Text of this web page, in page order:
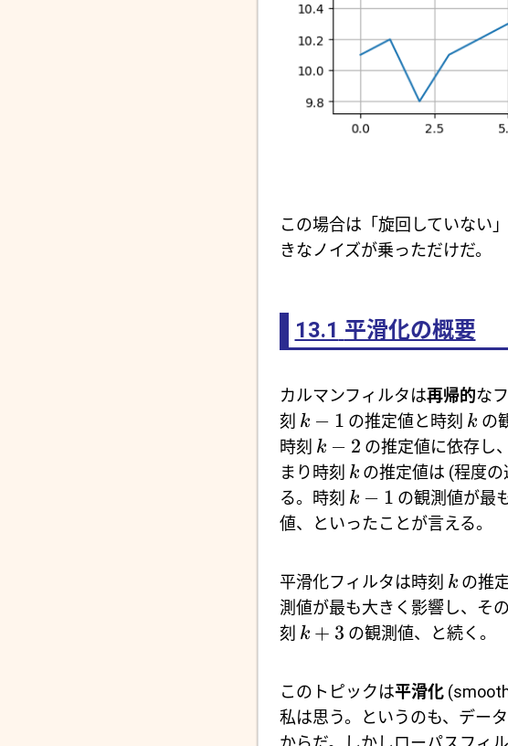
この場合は「旋回していない
きなノイズが乗っただけだ。
13.1 平滑化の概要
カルマンフィルタは再帰的な
刻 k − 1 の推定値と時刻 k の
時刻 k − 2 の推定値に依存し
まり時刻 k の推定値は (程度
る。時刻 k − 1 の観測値が最
値、といったことが言える。
平滑化フィルタは時刻 k の推
測値が最も大きく影響し、そ
刻 k + 3 の観測値、と続く。
このトピックは平滑化
私は思う。というのも、デー